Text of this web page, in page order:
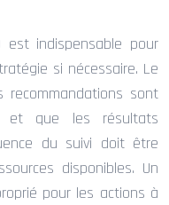
est indispensable pour
si nécessaire. Le
recommandations sont
et que les résultats
du suivi doit être
disponibles. Un
pour les actions à